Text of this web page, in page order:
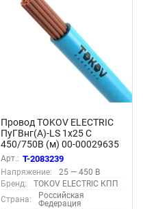
Провод TOKOV ELECTRIC
ПуГВнг(А)-LS 1х25 С
450/750В (м) 00-00029635
Арт.: T-2083239
Напряжение:
25 — 450 В
Бренд:
TOKOV ELECTRIC КПП
Страна:
Российская
Федерация